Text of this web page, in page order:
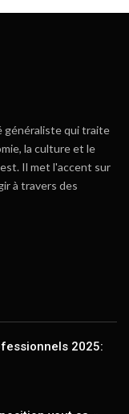
généraliste qui traite
la culture et le
Il met l'accent sur
à travers des
2025: